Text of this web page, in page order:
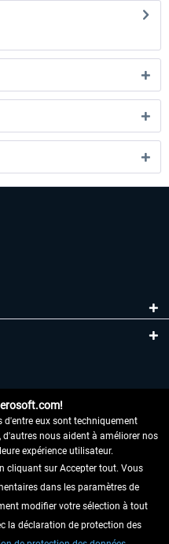
d'entre eux sont techniquement
d'autres nous aident à améliorer nos
expérience utilisateur.
cliquant sur Accepter tout. Vous
dans les paramètres de
modifier votre sélection à tout
la déclaration de protection des